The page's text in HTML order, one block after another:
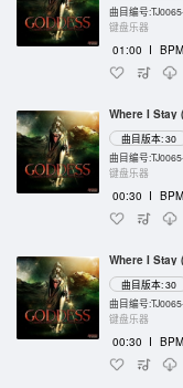
曲目编号
键盘乐器
01:00 I
Where I Stay
曲目版本: 30
曲目编号
键盘乐器
00:30 I
Where I Stay
曲目版本: 30
曲目编号
键盘乐器
00:30 I